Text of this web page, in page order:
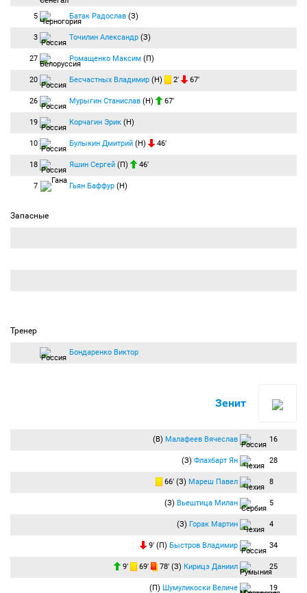
5 Батак Радослав (З)
3 Точилин Александр (З)
27 Ромащенко Максим (П)
20 Бесчастных Владимир (Н) 2′ 67′
26 Мурыгин Станислав (Н) 67′
19 Корчагин Эрик (Н)
10 Булыкин Дмитрий (Н) 46′
18 Яшин Сергей (П) 46′
7 Гьян Баффур (Н)
Запасные
Тренер
Бондаренко Виктор
Зенит
(В) Малафеев Вячеслав 16
(З) Флахбарт Ян 28
66′ (З) Мареш Павел 8
(З) Вьештица Милан 5
(З) Горак Мартин 4
9′ (П) Быстров Владимир 34
9′ 69′ 78′ (З) Кирицэ Даниил 25
(П) Шумуликоски Величе 19